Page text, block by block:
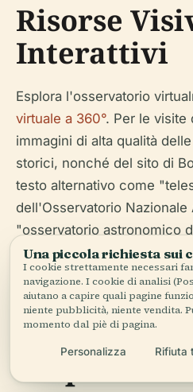
Risorse
Interattivi
Esplora l'osservatorio
virtuale a 360°. Per le visite
immagini di alta qualità
storici, nonché del sito di
testo alternativo come
dell'Osservatorio
"osservatorio astronomico
Córdoba".
Scopri di Più
Una piccola richiesta sui
I cookie strettamente necessari
navigazione. I cookie di analisi
aiutano a capire quali pagine
niente pubblicità, niente vendita.
momento dal piè di pagina.
Personalizza Rifiuta